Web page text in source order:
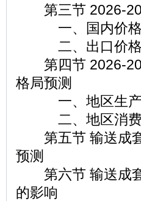
第三节 2026-
一、国内价格
二、出口价格
第四节 2026-
格局预测
一、地区生产
二、地区消费
第五节 输送成套
预测
第六节 输送成套
的影响